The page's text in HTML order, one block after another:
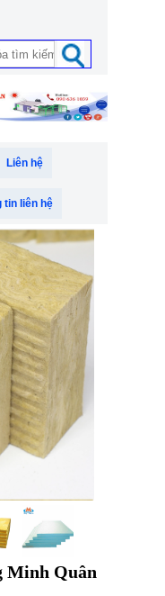
Liên hệ
tin liên hệ
Minh Quân